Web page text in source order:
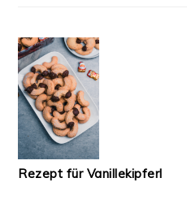
Rezept für Vanillekipferl